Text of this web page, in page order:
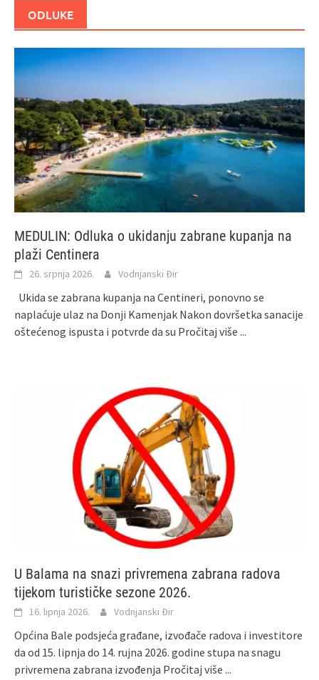
ODLUKE
MEDULIN: Odluka o ukidanju zabrane kupanja na
plaži Centinera
26. srpnja 2026. Vodnjanski Đir
Ukida se zabrana kupanja na Centineri, ponovno se
naplaćuje ulaz na Donji Kamenjak Nakon dovršetka sanacije
oštećenog ispusta i potvrde da su Pročitaj više ...
U Balama na snazi privremena zabrana radova
tijekom turističke sezone 2026.
16. lipnja 2026. Vodnjanski Đir
Općina Bale podsjeća građane, izvođače radova i investitore
da od 15. lipnja do 14. rujna 2026. godine stupa na snagu
privremena zabrana izvođenja Pročitaj više ...